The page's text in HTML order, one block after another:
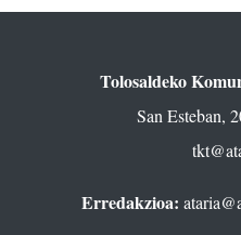
Tolosaldeko
San Esteban,
Erredakzioa: